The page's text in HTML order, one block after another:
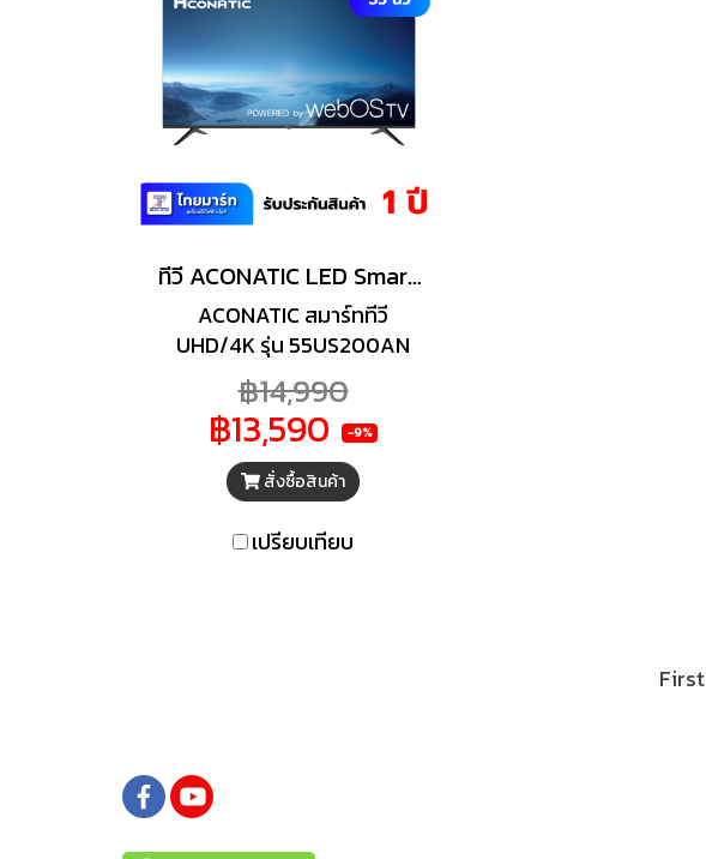
ทีวี ACONATIC LED Smart TV 4K Web OS 55 นิ้ว รุ่น AN-55US200AN
ACONATIC สมาร์ททีวี
UHD/4K รุ่น 55US200AN
ขนาด 55 นิ้ว ยกระดับ
ประสบการณ์การรับชมด้วย
ACONATIC สมาร์ททีวี
UHD/4K รุ่น 55US200AN
ขนาด 55 นิ้ว ที่มาพร้อม
คุณสมบัติครบครันเพื่อการ
บันเทิงที่สมบูรณ์แบบ ด้วยความ
฿14,990
฿13,590 -9%
สั่งซื้อสินค้า
เปรียบเทียบ
First